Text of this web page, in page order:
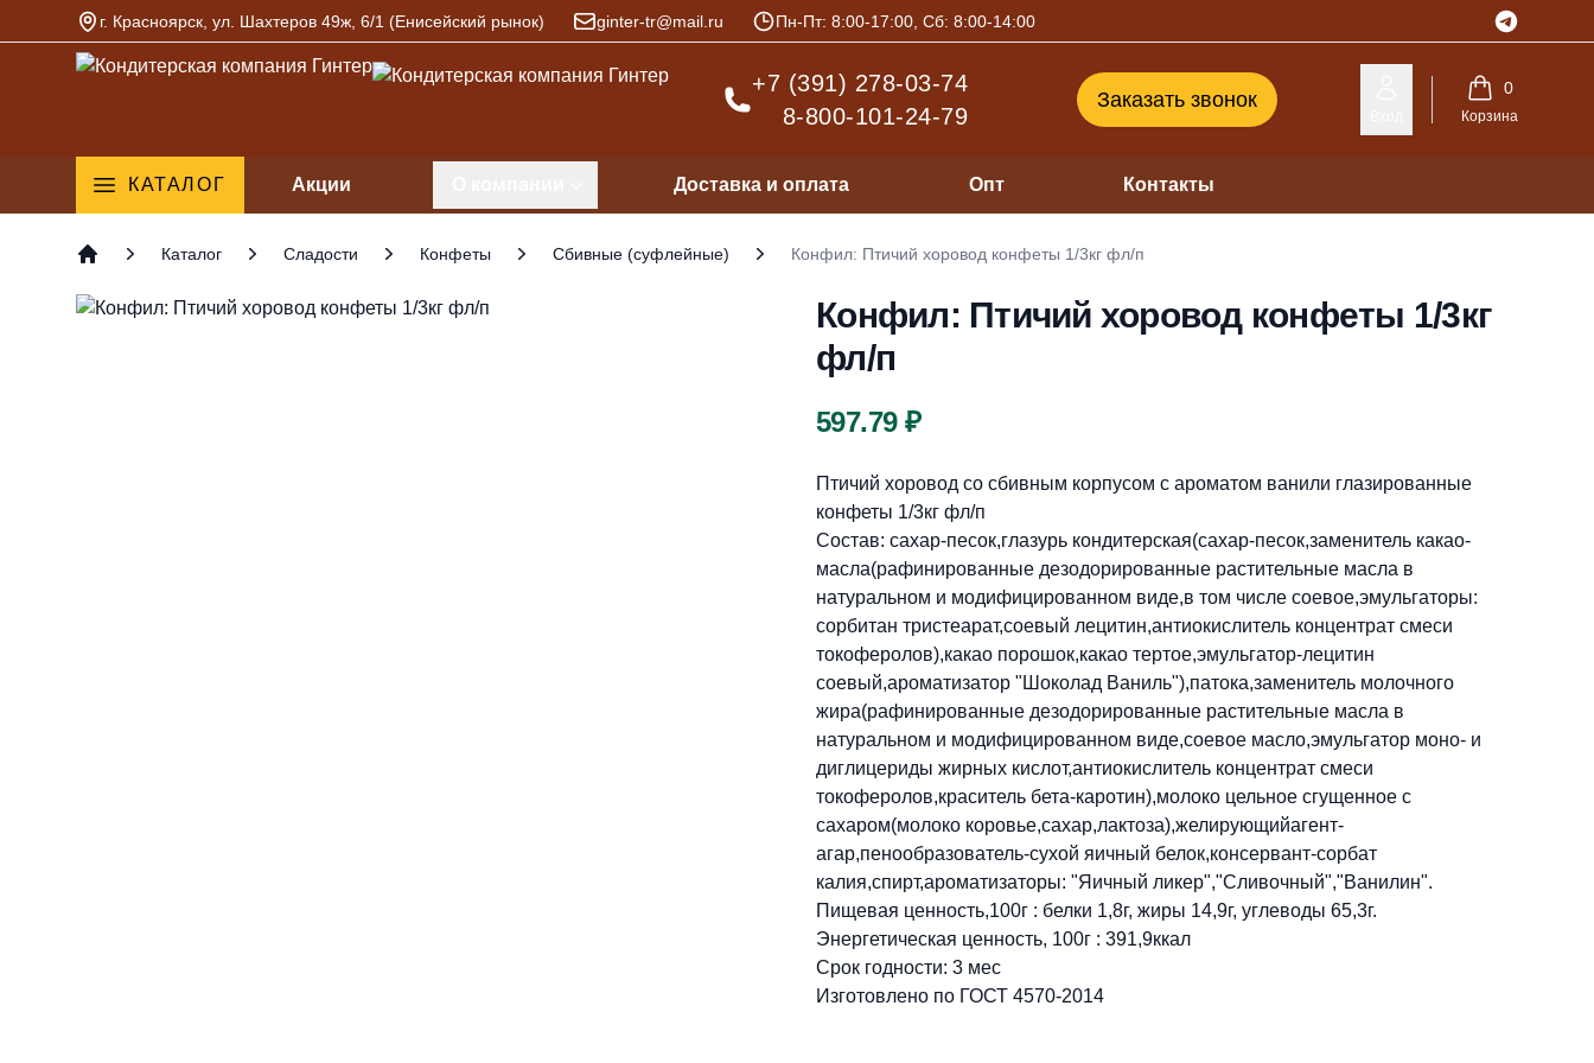
г. Красноярск, ул. Шахтеров 49ж, 6/1 (Енисейский рынок) ginter-tr@mail.ru Пн-Пт: 8:00-17:00, Сб: 8:00-14:00 Telegram
+7 (391) 278-03-74
8-800-101-24-79
Заказать звонок 0
Корзина
КАТАЛОГ Акции Доставка и оплата Опт Контакты
Каталог Сладости Конфеты Сбивные (суфлейные) Конфил: Птичий хоровод конфеты 1/3кг фл/п
Конфил: Птичий хоровод конфеты 1/3кг
фл/п
597.79 ₽
Описание
Птичий хоровод со сбивным корпусом с ароматом ванили глазированные
конфеты 1/3кг фл/п
Состав: сахар-песок,глазурь кондитерская(сахар-песок,заменитель какао-
масла(рафинированные дезодорированные растительные масла в
натуральном и модифицированном виде,в том числе соевое,эмульгаторы:
сорбитан тристеарат,соевый лецитин,антиокислитель концентрат смеси
токоферолов),какао порошок,какао тертое,эмульгатор-лецитин
соевый,ароматизатор "Шоколад Ваниль"),патока,заменитель молочного
жира(рафинированные дезодорированные растительные масла в
натуральном и модифицированном виде,соевое масло,эмульгатор моно- и
диглицериды жирных кислот,антиокислитель концентрат смеси
токоферолов,краситель бета-каротин),молоко цельное сгущенное с
сахаром(молоко коровье,сахар,лактоза),желирующийагент-
агар,пенообразователь-сухой яичный белок,консервант-сорбат
калия,спирт,ароматизаторы: "Яичный ликер","Сливочный","Ванилин".
Пищевая ценность,100г : белки 1,8г, жиры 14,9г, углеводы 65,3г.
Энергетическая ценность, 100г : 391,9ккал
Срок годности: 3 мес
Изготовлено по ГОСТ 4570-2014